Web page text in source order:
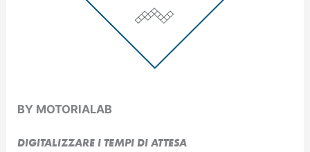
BY MOTORIALAB
DIGITALIZZARE I TEMPI DI ATTESA